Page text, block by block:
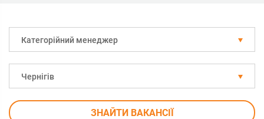
Категорійний менеджер
Чернігів
ЗНАЙТИ ВАКАНСІЇ